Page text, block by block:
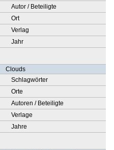
Autor / Beteiligte
Ort
Verlag
Jahr
Clouds
Schlagwörter
Orte
Autoren / Beteiligte
Verlage
Jahre